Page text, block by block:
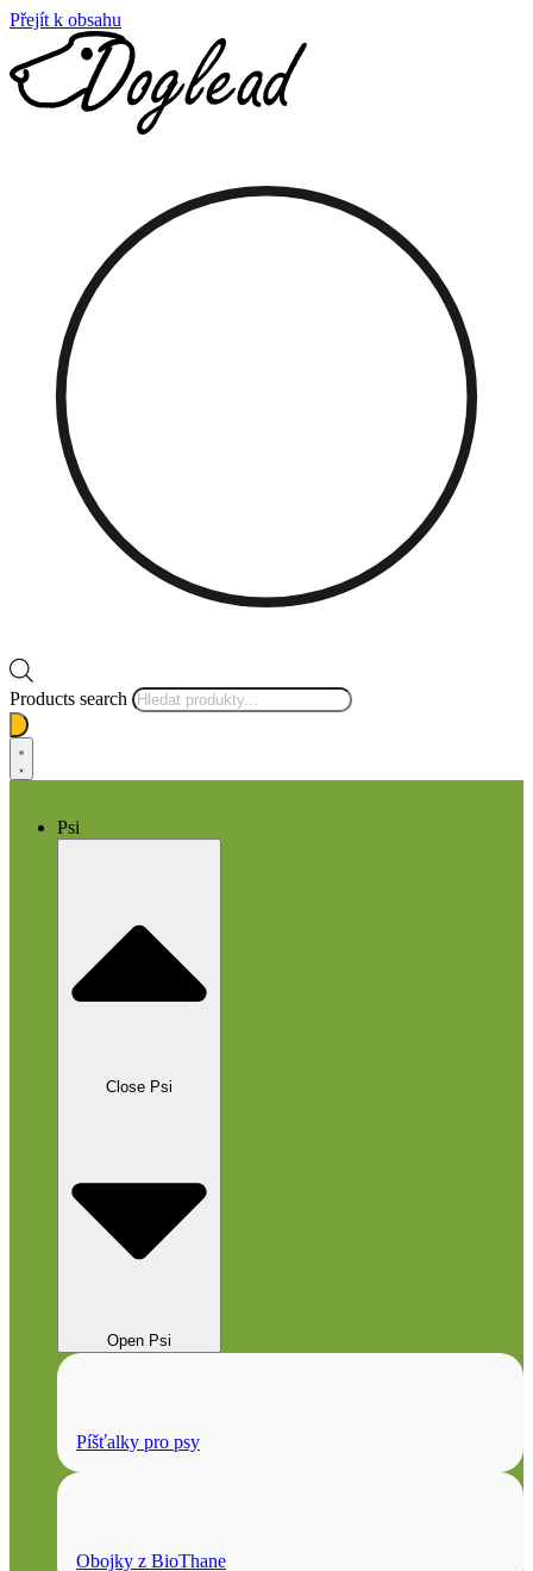
Přejít k obsahu
Products search
Psi
Close Psi
Open Psi
Píšťalky pro psy
Obojky z BioThane